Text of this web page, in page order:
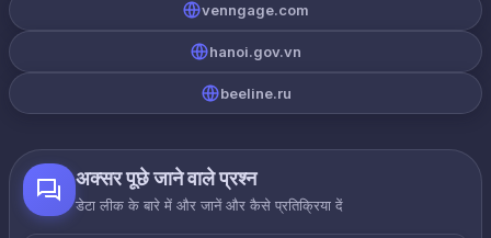
venngage.com
hanoi.gov.vn
beeline.ru
अक्सर पूछे जाने वाले प्रश्न
डेटा लीक के बारे में और जानें और कैसे प्रतिक्रिया दें